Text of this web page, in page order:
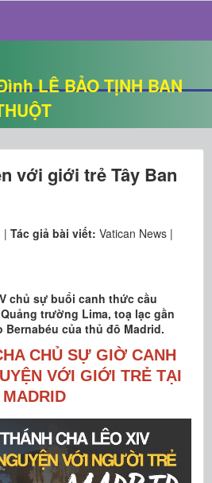
LÊ BẢO TỊNH BAN
với giới trẻ Tây Ban
| Tác giả bài viết: Vatican News |
chủ sự buổi canh thức cầu
trường Lima, toạ lạc gần
Bernabéu của thủ đô Madrid.
CHỦ SỰ GIỜ CANH
VỚI GIỚI TRẺ TẠI
MADRID